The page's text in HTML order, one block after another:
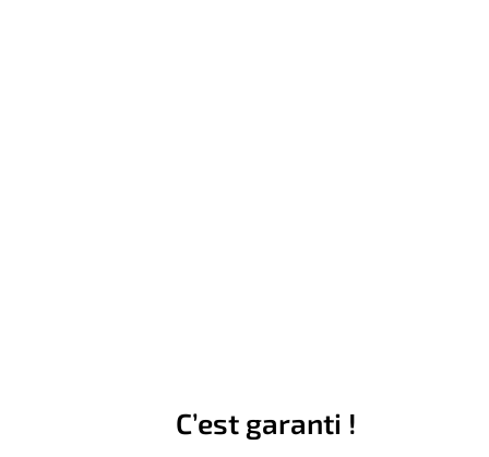
C’est garanti !